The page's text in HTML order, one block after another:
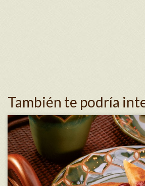
También te podría